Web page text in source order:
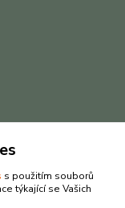
s použitím souborů
týkající se Vašich